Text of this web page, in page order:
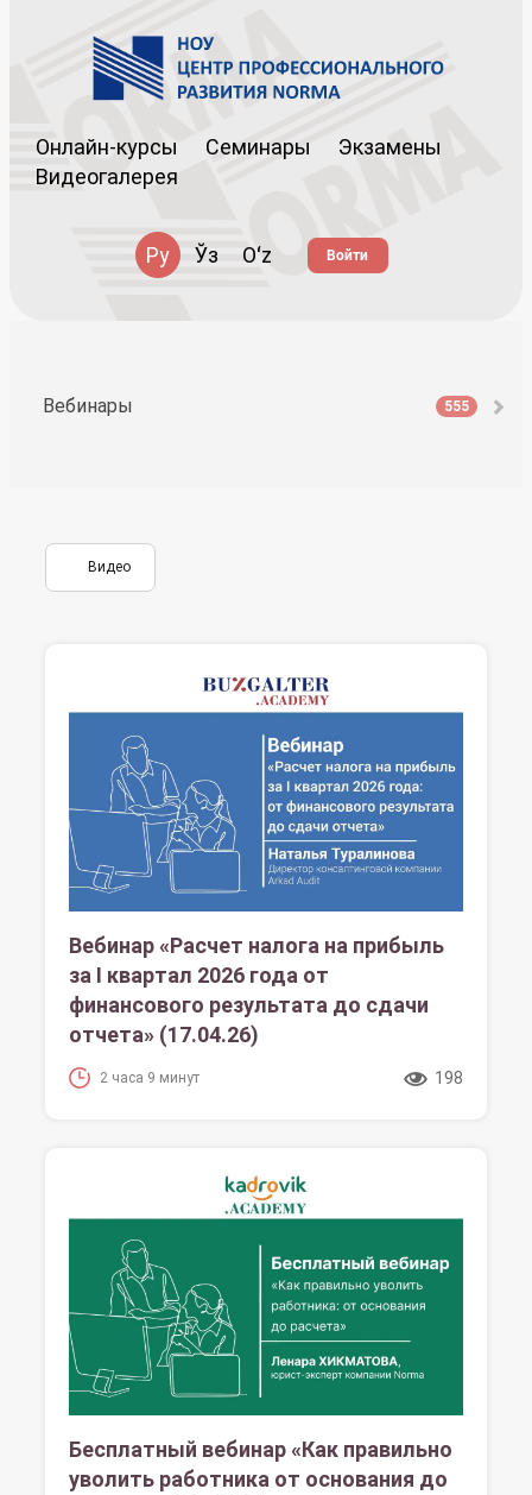
Онлайн-курсы Семинары
Экзамены
Видеогалерея
Ру Ўз Oʻz Войти
Вебинары 555
Видео
Вебинар «Расчет налога на прибыль
за I квартал 2026 года от
финансового результата до сдачи
отчета» (17.04.26)
2 часа 9 минут 198
Бесплатный вебинар «Как правильно
уволить работника от основания до